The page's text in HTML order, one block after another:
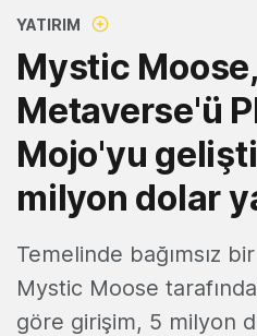
YATIRIM
Mystic
Metaverse'ü
Mojo'yu
milyon dolar
Temelinde bağımsız
Mystic Moose
göre girişim, 5 milyon